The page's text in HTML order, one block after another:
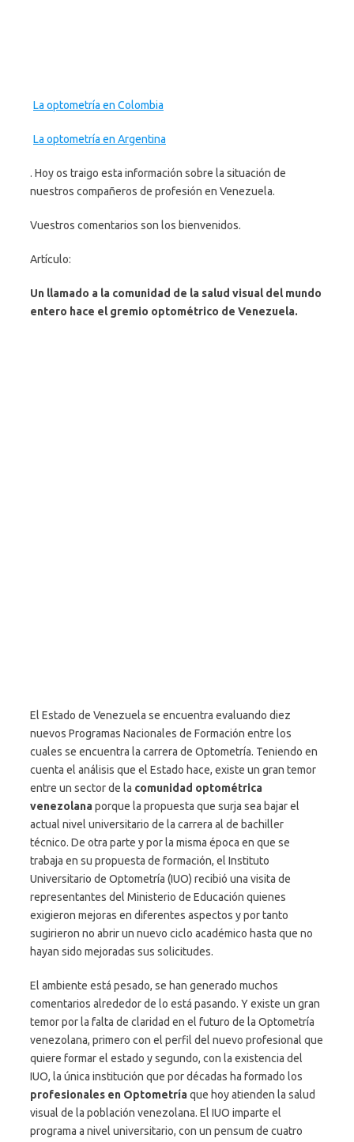
La optometría en Colombia
La optometría en Argentina
. Hoy os traigo esta información sobre la situación de
nuestros compañeros de profesión en Venezuela.
Vuestros comentarios son los bienvenidos.
Artículo:
Un llamado a la comunidad de la salud visual del mundo
entero hace el gremio optométrico de Venezuela.
El Estado de Venezuela se encuentra evaluando diez
nuevos Programas Nacionales de Formación entre los
cuales se encuentra la carrera de Optometría. Teniendo en
cuenta el análisis que el Estado hace, existe un gran temor
entre un sector de la comunidad optométrica
venezolanaporque la propuesta que surja sea bajar el
actual nivel universitario de la carrera al de bachiller
técnico. De otra parte y por la misma época en que se
trabaja en su propuesta de formación, el Instituto
Universitario de Optometría (IUO) recibió una visita de
representantes del Ministerio de Educación quienes
exigieron mejoras en diferentes aspectos y por tanto
sugirieron no abrir un nuevo ciclo académico hasta que no
hayan sido mejoradas sus solicitudes.
El ambiente está pesado, se han generado muchos
comentarios alrededor de lo está pasando. Y existe un gran
temor por la falta de claridad en el futuro de la Optometría
venezolana, primero con el perfil del nuevo profesional que
quiere formar el estado y segundo, con la existencia del
IUO, la única institución que por décadas ha formado los
profesionales en Optometríaque hoy atienden la salud
visual de la población venezolana. El IUO imparte el
programa a nivel universitario, con un pensum de cuatro